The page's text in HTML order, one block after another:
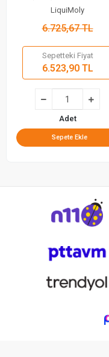
Performansın Zirvesi (5 Lt)
LiquiMoly
6.725,67 TL
Sepetteki Fiyat
6.523,90 TL
Adet
Sepete Ekle